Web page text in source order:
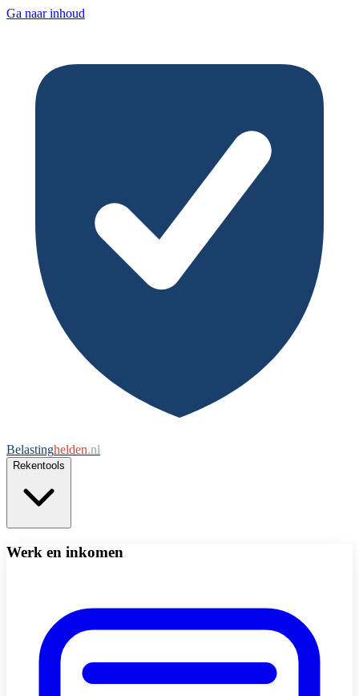
Ga naar inhoud
Belastinghelden.nl
Rekentools
Werk en inkomen